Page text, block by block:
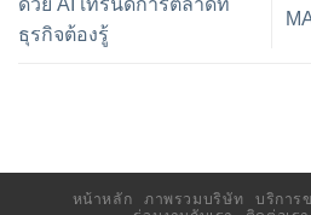
ธุรกิจต้องรู้
หน้าหลัก ภาพรวมบริษัท บริการ